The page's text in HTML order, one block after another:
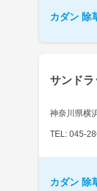
カダン 除
サンドラ
神奈川県横
TEL: 045-
カダン 除